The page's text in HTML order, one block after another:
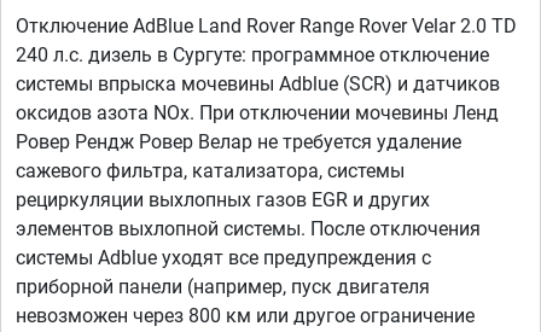
Отключение AdBlue Land Rover Range Rover Velar 2.0 TD
240 л.с. дизель в Сургуте: программное отключение
системы впрыска мочевины Adblue (SCR) и датчиков
оксидов азота NOx. При отключении мочевины Ленд
Ровер Рендж Ровер Велар не требуется удаление
сажевого фильтра, катализатора, системы
рециркуляции выхлопных газов EGR и других
элементов выхлопной системы. После отключения
системы Adblue уходят все предупреждения с
приборной панели (например, пуск двигателя
невозможен через 800 км или другое ограничение